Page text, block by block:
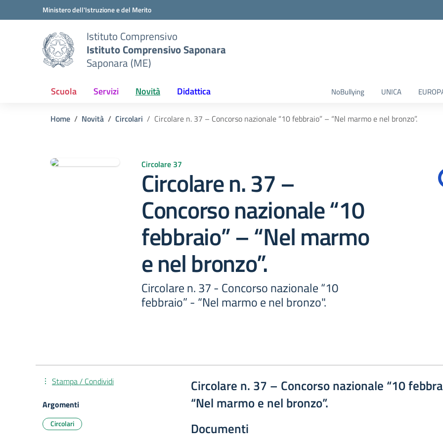
Vai ai contenuti
Vai al menu di navigazioneMinistero dell'Istruzione e del Merito
Istituto Comprensivo
Istituto Comprensivo Saponara
Saponara (ME)
Scuola Servizi Novità Didattica NoBullying UNICA
Home Novità Circolari Circolare n. 37 – Concorso nazionale “10 febbraio” – “Nel marmo e nel bronzo”.
Circolare 37
Circolare n. 37 –
Concorso nazionale “10
febbraio” – “Nel marmo
e nel bronzo”.
Circolare n. 37 - Concorso nazionale “10
febbraio” - “Nel marmo e nel bronzo".
Circolare n. 37 – Concorso nazionale “10
“Nel marmo e nel bronzo”.
Documenti
Stampa / Condividi
Argomenti
Circolari